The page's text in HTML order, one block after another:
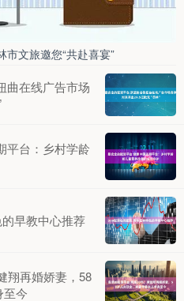
文旅邀您“共赴喜宴”
曲在线广告市场
平台：乡村学龄
早教中心推荐
翔再婚娇妻，58
至今